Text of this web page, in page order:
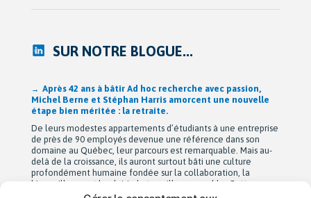
SUR NOTRE BLOGUE...
Après 42 ans à bâtir Ad hoc recherche avec passion,
Michel Berne et Stéphan Harris amorcent une nouvelle
étape bien méritée : la retraite.
De leurs modestes appartements d’étudiants à une entreprise
de près de 90 employés devenue une référence dans son
domaine au Québec, leur parcours est remarquable. Mais au-
delà de la croissance, ils auront surtout bâti une culture
profondément humaine fondée sur la collaboration, la
bienveillance et le plaisir de travailler ensemble. Cette
transition a été amorcée […]